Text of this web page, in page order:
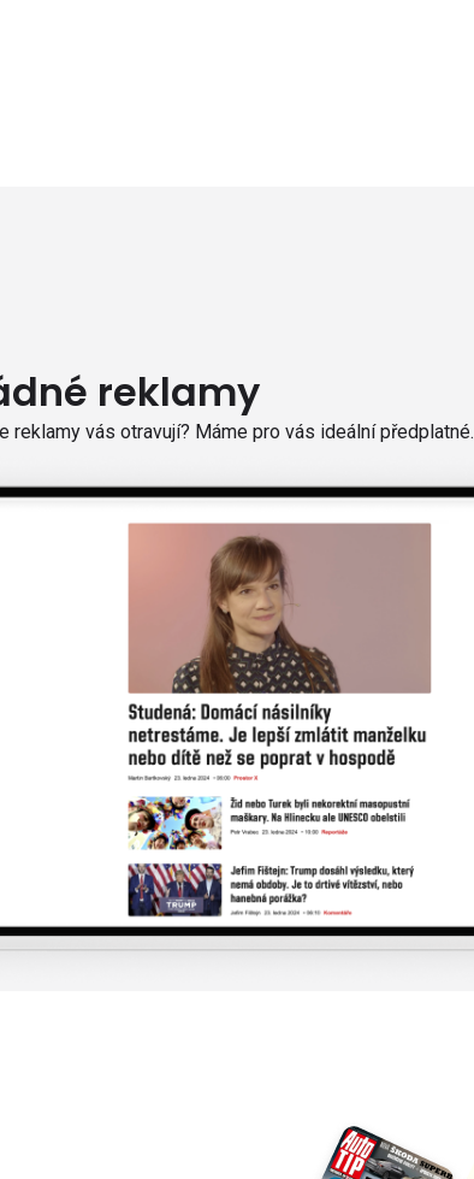
reklamy
reklamy vás otravují? Máme pro vás ideální předplatné.